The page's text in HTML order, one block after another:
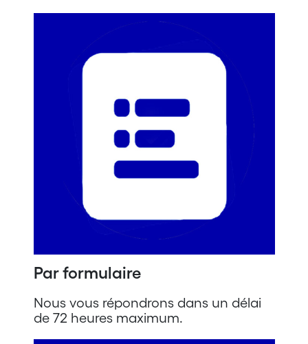
Par formulaire
Nous vous répondrons dans un délai
de 72 heures maximum.